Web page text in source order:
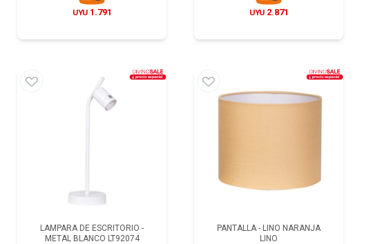
UYU 1.791 UYU 2.871
LAMPARA DE ESCRITORIO -
METAL BLANCO LT92074
PANTALLA - LINO NARANJA
LINO